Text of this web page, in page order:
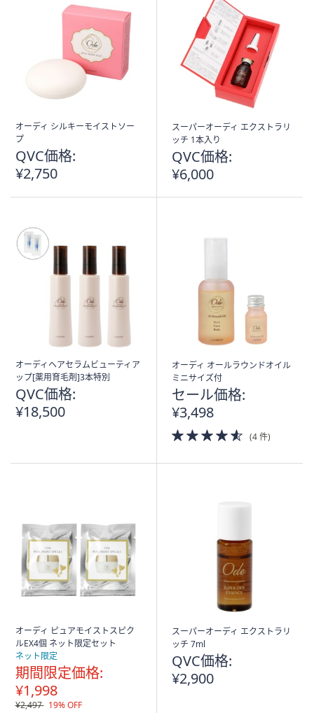
し
て
閲
覧
で
ま
す。
オーディ シルキーモイストソー
プ
QVC価格:
¥2,750
スーパーオーディ エクストラリ
ッチ 1本入り
QVC価格:
¥6,000
オーディヘアセラムビューティア
ップ[薬用育毛剤]3本特別
QVC価格:
¥18,500
オーディ オールラウンドオイル
ミニサイズ付
セール価格:
¥3,498
4.5
of
(4 件)
オーディ ピュアモイストスピク
ルEX4個 ネット限定セット
ネット限定
期間限定価格:
¥1,998
¥2,497 19% OFF
スーパーオーディ エクストラリ
ッチ 7ml
QVC価格:
¥2,900